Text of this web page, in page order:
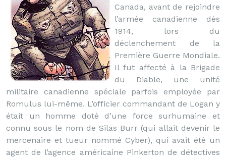
Canada, avant de rejoindre
l’armée canadienne dès
1914, lors du
déclenchement de la
Première Guerre Mondiale.
Il fut affecté à la Brigade
du Diable, une unité
militaire canadienne spéciale parfois employée par
Romulus lui-même. L’officier commandant de Logan y
était un homme doté d’une force surhumaine et
connu sous le nom de Silas Burr (qui allait devenir le
mercenaire et tueur nommé Cyber), qui avait été un
agent de l’agence américaine Pinkerton de détectives